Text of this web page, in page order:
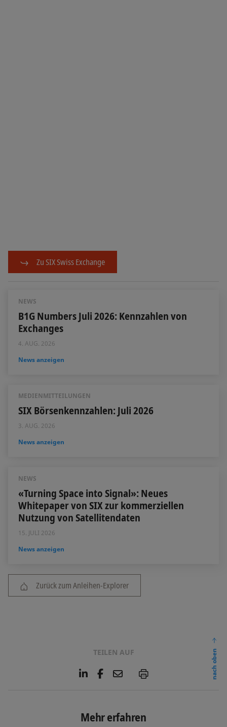
Zu SIX Swiss Exchange
NEWS
B1G Numbers Juli 2026: Kennzahlen von
Exchanges
4. AUG. 2026
News anzeigen
MEDIENMITTEILUNGEN
SIX Börsenkennzahlen: Juli 2026
3. AUG. 2026
News anzeigen
NEWS
«Turning Space into Signal»: Neues
Whitepaper von SIX zur kommerziellen
Nutzung von Satellitendaten
15. JULI 2026
News anzeigen
Zurück zum Anleihen-Explorer
TEILEN AUF
L
e
d
F
o
E
l
P
nach oben
Mehr erfahren